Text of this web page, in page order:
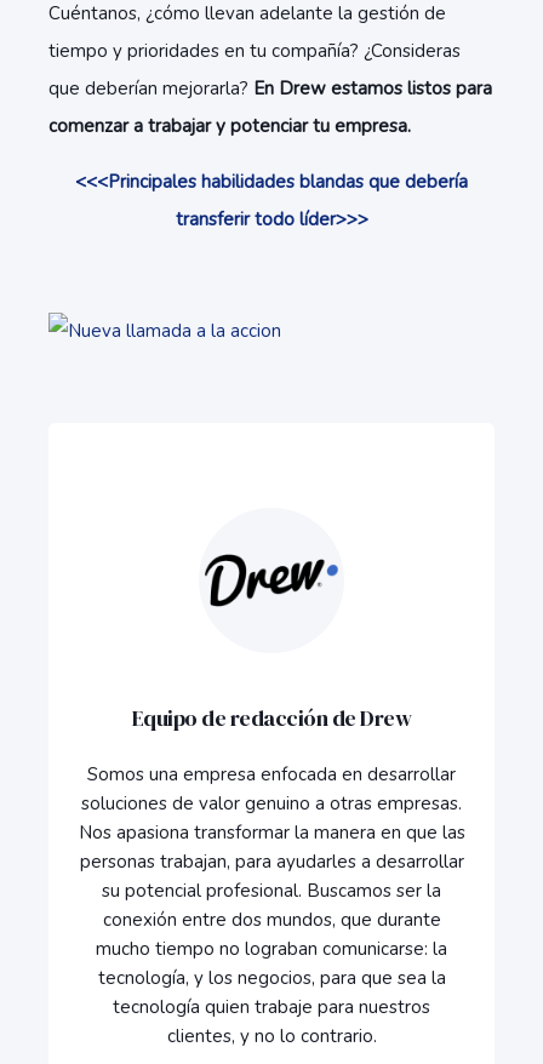
Cuéntanos, ¿cómo llevan adelante la gestión de
tiempo y prioridades en tu compañía? ¿Consideras
que deberían mejorarla? En Drew estamos listos para
comenzar a trabajar y potenciar tu empresa.
<<<Principales habilidades blandas que debería
transferir todo líder>>>
Equipo de redacción de Drew
Somos una empresa enfocada en desarrollar
soluciones de valor genuino a otras empresas.
Nos apasiona transformar la manera en que las
personas trabajan, para ayudarles a desarrollar
su potencial profesional. Buscamos ser la
conexión entre dos mundos, que durante
mucho tiempo no lograban comunicarse: la
tecnología, y los negocios, para que sea la
tecnología quien trabaje para nuestros
clientes, y no lo contrario.